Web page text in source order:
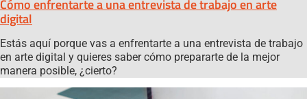
Cómo enfrentarte a una entrevista de trabajo en arte
digital
Estás aquí porque vas a enfrentarte a una entrevista de trabajo
en arte digital y quieres saber cómo prepararte de la mejor
manera posible, ¿cierto?